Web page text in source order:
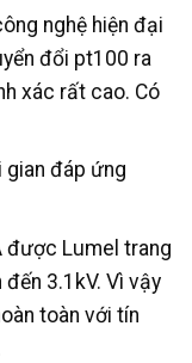
nghệ hiện đại
đổi pt100 ra
xác rất cao. Có
gian đáp ứng
được Lumel trang
3.1kV. Vì vậy
toàn với tín